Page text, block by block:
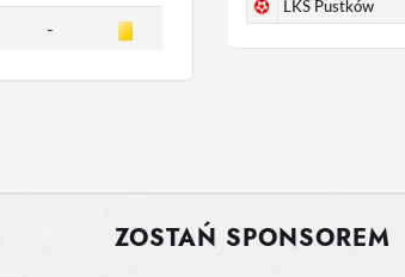
-
LKS Pustków
ZOSTAŃ SPONSOREM